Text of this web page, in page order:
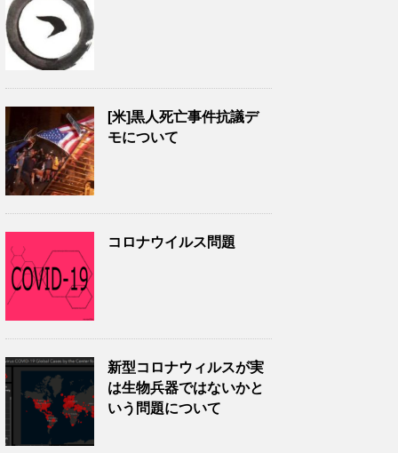
[米]黒人死亡事件抗議デ
モについて
コロナウイルス問題
新型コロナウィルスが実
は生物兵器ではないかと
いう問題について